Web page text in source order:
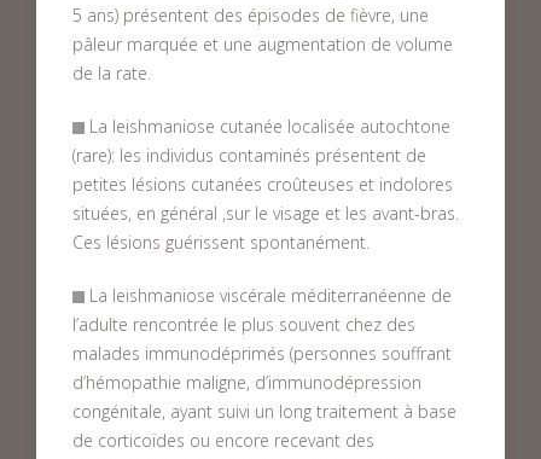
5 ans) présentent des épisodes de fièvre, une
pâleur marquée et une augmentation de volume
de la rate.
La leishmaniose cutanée localisée autochtone
(rare): les individus contaminés présentent de
petites lésions cutanées croûteuses et indolores
situées, en général ,sur le visage et les avant-bras.
Ces lésions guérissent spontanément.
La leishmaniose viscérale méditerranéenne de
l’adulte rencontrée le plus souvent chez des
malades immunodéprimés (personnes souffrant
d’hémopathie maligne, d’immunodépression
congénitale, ayant suivi un long traitement à base
de corticoïdes ou encore recevant des